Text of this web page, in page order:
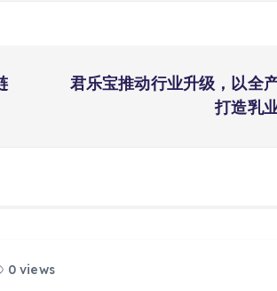
君乐宝推动行业升级，以全
打造乳
0 views